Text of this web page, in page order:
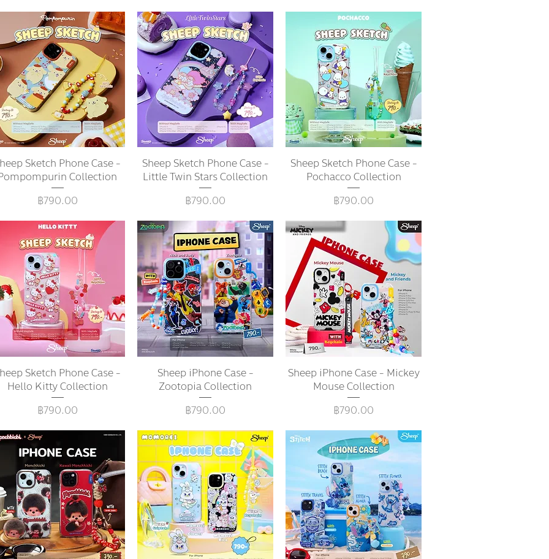
ดูข้อมูลด่วน
Sketch Phone Case -
Collection
ราคา
฿790.00
ดูข้อมูลด่วน
Sheep Sketch Phone Case -
Little Twin Stars Collection
ราคา
฿790.00
ดูข้อมูลด่วน
Sheep Sketch Phone Case -
Pochacco Collection
ราคา
฿790.00
ดูข้อมูลด่วน
Sketch Phone Case -
Hello Kitty Collection
ราคา
฿790.00
ดูข้อมูลด่วน
Sheep iPhone Case -
Zootopia Collection
ราคา
฿790.00
ดูข้อมูลด่วน
Sheep iPhone Case - Mickey
Mouse Collection
ราคา
฿790.00